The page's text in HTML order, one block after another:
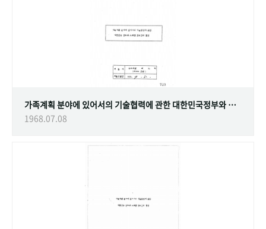
가족계획 분야에 있어서의 기술협력에 관한 대한민국정부와 스웨덴 정부간의 협정
1968.07.08